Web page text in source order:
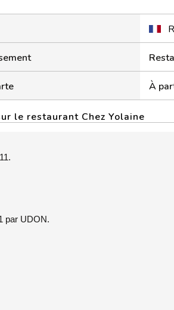
À
le restaurant Chez Yolaine
par UDON.